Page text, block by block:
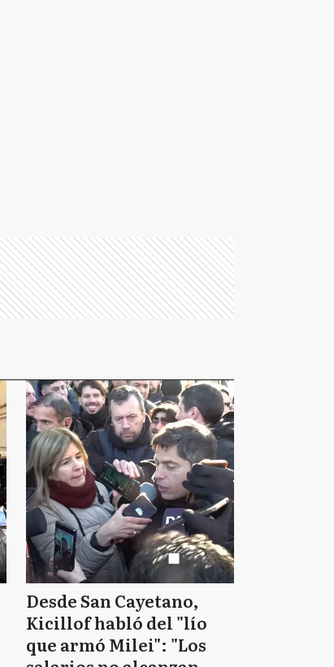
Desde San Cayetano,
Kicillof habló del "lío
que armó Milei": "Los